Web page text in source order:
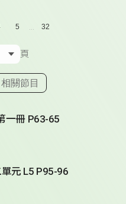
5 ... 32
頁
相關單集
相關節目
一冊 P63-65
元 L5 P95-96